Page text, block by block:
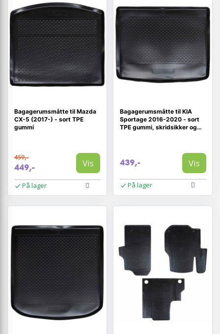
Bagagerumsmåtte til Mazda
CX-5 (2017-) - sort TPE
gummi
459,-
449,- Vis
På lager
Bagagerumsmåtte til KIA
Sportage 2016-2020 - sort
TPE gummi, skridsikker og
439,- Vis
På lager